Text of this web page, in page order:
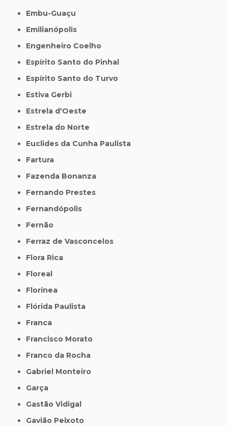
Embu-Guaçu
Emilianópolis
Engenheiro Coelho
Espírito Santo do Pinhal
Espírito Santo do Turvo
Estiva Gerbi
Estrela d'Oeste
Estrela do Norte
Euclides da Cunha Paulista
Fartura
Fazenda Bonanza
Fernando Prestes
Fernandópolis
Fernão
Ferraz de Vasconcelos
Flora Rica
Floreal
Florínea
Flórida Paulista
Franca
Francisco Morato
Franco da Rocha
Gabriel Monteiro
Garça
Gastão Vidigal
Gavião Peixoto